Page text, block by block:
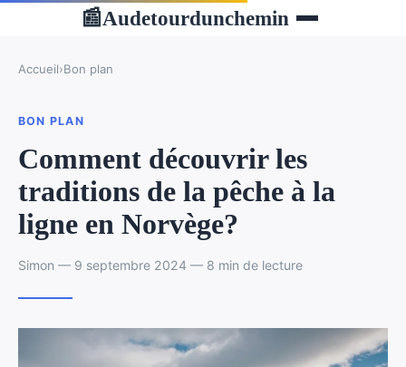
📰Audetourdunchemin
Accueil›Bon plan
BON PLAN
Comment découvrir les
traditions de la pêche à la
ligne en Norvège?
Simon — 9 septembre 2024 — 8 min de lecture